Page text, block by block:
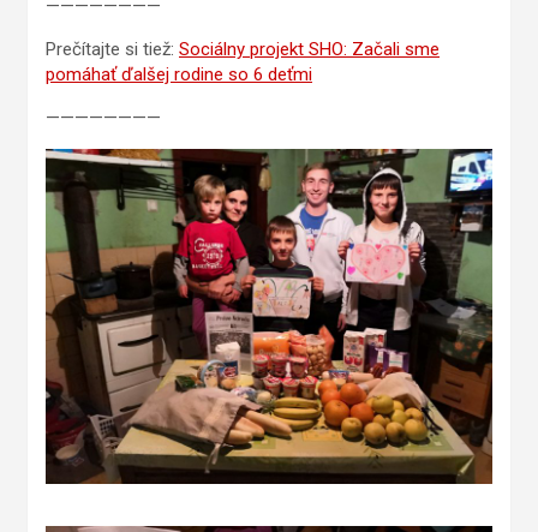
————————
Prečítajte si tiež: Sociálny projekt SHO: Začali sme
pomáhať ďalšej rodine so 6 deťmi
————————